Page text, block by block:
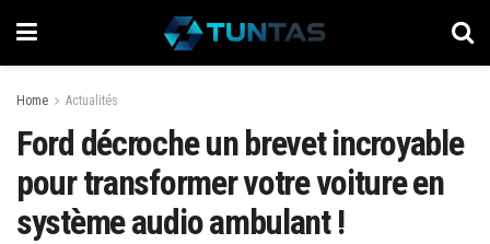
Home Actualités
Ford décroche un brevet incroyable
pour transformer votre voiture en
système audio ambulant !